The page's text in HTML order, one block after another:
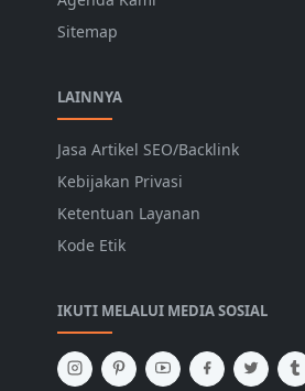
Sitemap
LAINNYA
Jasa Artikel SEO/Backlink
Kebijakan Privasi
Ketentuan Layanan
Kode Etik
IKUTI MELALUI MEDIA SOSIAL